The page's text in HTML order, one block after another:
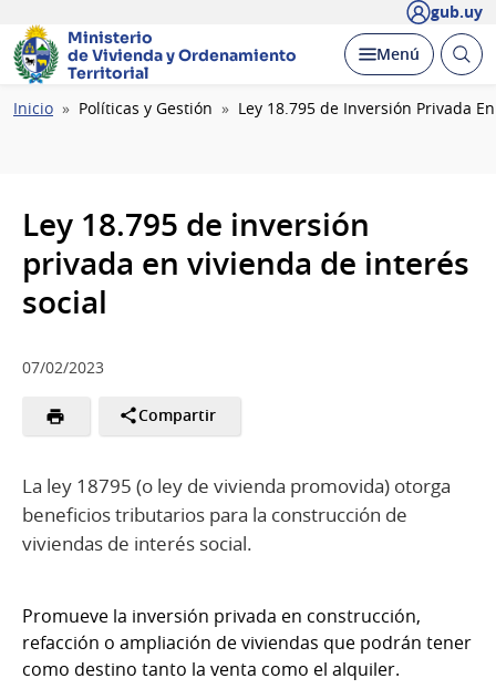
gub.uy
Ministerio
de Vivienda yOrdenamiento
Territorial
Desplegar
Menú Abrir
Ruta
Inicio Políticas y Gestión Ley 18.795 de Inversión Privada
Ley 18.795 de inversión
privada en vivienda de interés
social
07/02/2023
Compartir
La ley 18795 (o ley de vivienda promovida) otorga
beneficios tributarios para la construcción de
viviendas de interés social.
Promueve la inversión privada en construcción,
refacción o ampliación de viviendas que podrán tener
como destino tanto la venta como el alquiler.